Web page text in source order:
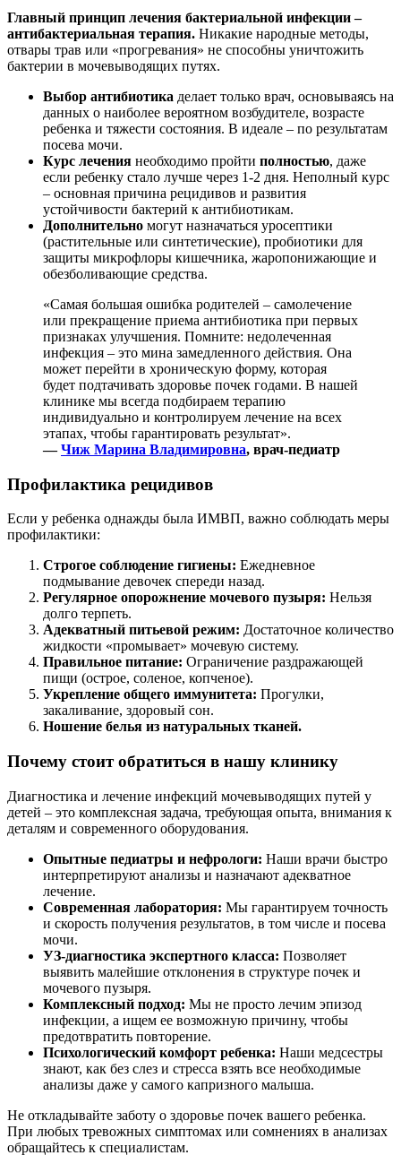
Главный принцип лечения бактериальной инфекции –
антибактериальная терапия. Никакие народные методы,
отвары трав или «прогревания» не способны уничтожить
бактерии в мочевыводящих путях.
Выбор антибиотика делает только врач, основываясь на
данных о наиболее вероятном возбудителе, возрасте
ребенка и тяжести состояния. В идеале – по результатам
посева мочи.
Курс лечения необходимо пройти полностью, даже
если ребенку стало лучше через 1-2 дня. Неполный курс
– основная причина рецидивов и развития
устойчивости бактерий к антибиотикам.
Дополнительно могут назначаться уросептики
(растительные или синтетические), пробиотики для
защиты микрофлоры кишечника, жаропонижающие и
обезболивающие средства.
«Самая большая ошибка родителей – самолечение
или прекращение приема антибиотика при первых
признаках улучшения. Помните: недолеченная
инфекция – это мина замедленного действия. Она
может перейти в хроническую форму, которая
будет подтачивать здоровье почек годами. В нашей
клинике мы всегда подбираем терапию
индивидуально и контролируем лечение на всех
этапах, чтобы гарантировать результат».
—Чиж Марина Владимировна, врач-педиатр
Профилактика рецидивов
Если у ребенка однажды была ИМВП, важно соблюдать меры
профилактики:
Строгое соблюдение гигиены: Ежедневное
подмывание девочек спереди назад.
Регулярное опорожнение мочевого пузыря: Нельзя
долго терпеть.
Адекватный питьевой режим: Достаточное количество
жидкости «промывает» мочевую систему.
Правильное питание: Ограничение раздражающей
пищи (острое, соленое, копченое).
Укрепление общего иммунитета: Прогулки,
закаливание, здоровый сон.
Ношение белья из натуральных тканей.
Почему стоит обратиться в нашу клинику
Диагностика и лечение инфекций мочевыводящих путей у
детей – это комплексная задача, требующая опыта, внимания к
деталям и современного оборудования.
Опытные педиатры и нефрологи: Наши врачи быстро
интерпретируют анализы и назначают адекватное
лечение.
Cовременная лаборатория: Мы гарантируем точность
и скорость получения результатов, в том числе и посева
мочи.
УЗ-диагностика экспертного класса: Позволяет
выявить малейшие отклонения в структуре почек и
мочевого пузыря.
Комплексный подход: Мы не просто лечим эпизод
инфекции, а ищем ее возможную причину, чтобы
предотвратить повторение.
Психологический комфорт ребенка: Наши медсестры
знают, как без слез и стресса взять все необходимые
анализы даже у самого капризного малыша.
Не откладывайте заботу о здоровье почек вашего ребенка.
При любых тревожных симптомах или сомнениях в анализах
обращайтесь к специалистам.